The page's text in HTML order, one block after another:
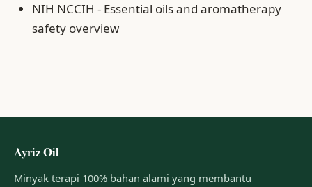
NIH NCCIH - Essential oils and aromatherapy
safety overview
Ayriz Oil
Minyak terapi 100% bahan alami yang membantu